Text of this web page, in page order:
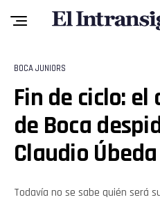
BOCA JUNIORS
Fin de ciclo:
de Boca
Claudio Úbeda
Todavía no se sabe quién será